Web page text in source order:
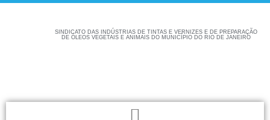
SINDICATO DAS INDÚSTRIAS DE TINTAS E VERNIZES E DE PREPARAÇÃO
DE ÓLEOS VEGETAIS E ANIMAIS DO MUNICÍPIO DO RIO DE JANEIRO